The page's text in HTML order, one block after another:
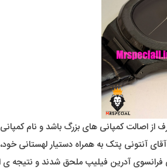
اصالت کمپانی های بزرگ باشد و نام کمپانی